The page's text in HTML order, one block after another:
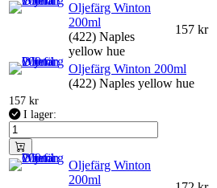
Oljefärg Winton
200ml
(422) Naples
yellow hue
157 kr
Oljefärg Winton 200ml
(422) Naples yellow hue
157 kr
I lager:
Oljefärg Winton
200ml